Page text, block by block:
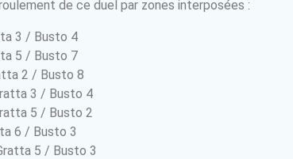
de ce duel par zones interposées :
3 / Busto 4
5 / Busto 7
2 / Busto 8
3 / Busto 4
5 / Busto 2
6 / Busto 3
5 / Busto 3